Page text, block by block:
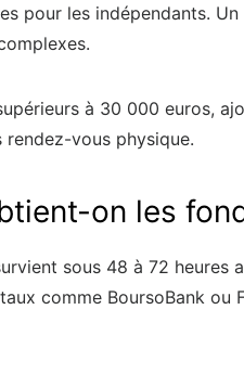
pour les indépendants.
à 30 000 euros,
rendez-vous physique.
on les
sous 48 à 72 heures
comme BoursoBank